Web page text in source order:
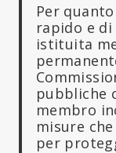
Per
rapido e
istituita
pubbliche
membro
misure
per